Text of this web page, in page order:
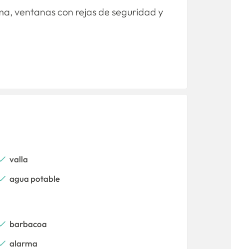
ventanas con rejas de seguridad y
valla
agua potable
barbacoa
alarma